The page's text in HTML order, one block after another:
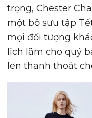
trọng, Chester
một bộ sưu tập
mọi đối tượng
lịch lãm cho quý
len thanh thoát